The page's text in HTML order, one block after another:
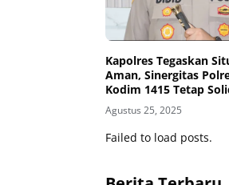
Kapolres Tegaskan
Aman, Sinergitas
Kodim 1415 Tetap
Agustus 25, 2025
Failed to load posts.